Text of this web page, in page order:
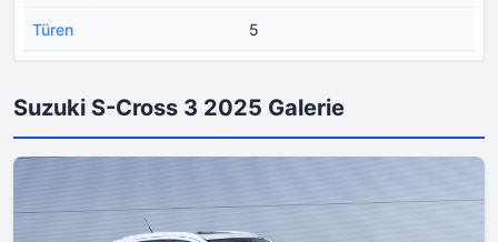
Türen 5
Suzuki S-Cross 3 2025 Galerie